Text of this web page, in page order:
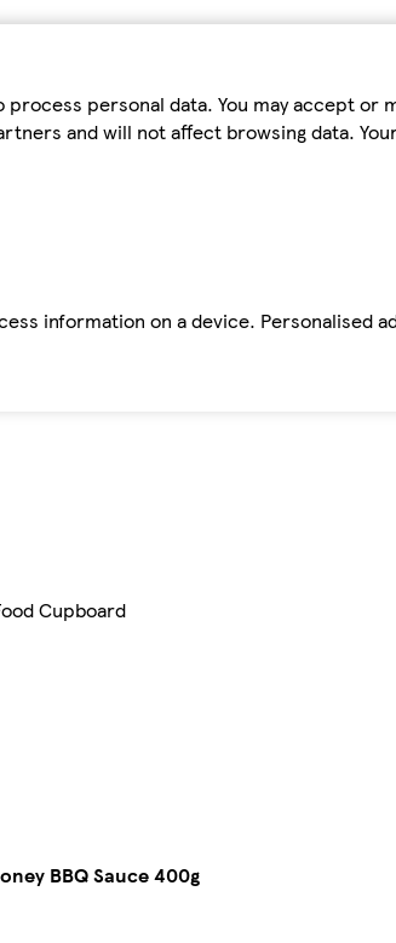
personal data. You may accept or
and will not affect browsing data.
information on a device. Personalised
Cupboard
BBQ Sauce 400g